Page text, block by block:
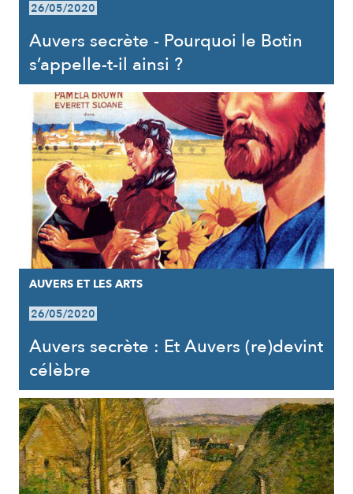
26/05/2020
Auvers secrète - Pourquoi le Botin
s’appelle-t-il ainsi ?
AUVERS ET LES ARTS
26/05/2020
Auvers secrète : Et Auvers (re)devint
célèbre